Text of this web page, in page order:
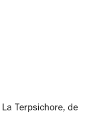
La Terpsichore, de